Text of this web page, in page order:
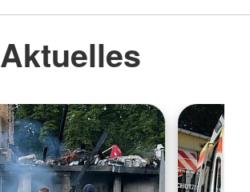
Aktuelles